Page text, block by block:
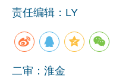
责任编辑：LY
二审：淮金